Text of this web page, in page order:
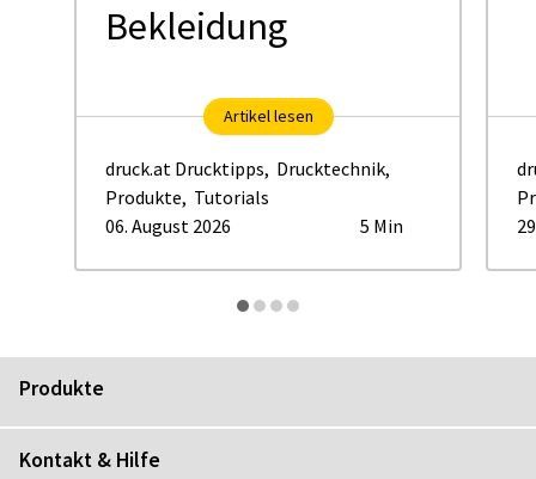
Bekleidung
Artikel lesen
druck.at Drucktipps, Drucktechnik,
Produkte, Tutorials
06. August 2026
5 Min
Produkte
Kontakt & Hilfe